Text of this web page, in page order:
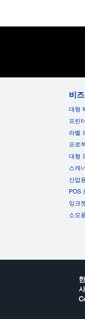
비
대형
프린
라벨
프로
대형
스캐
산업
POS
잉크
소모